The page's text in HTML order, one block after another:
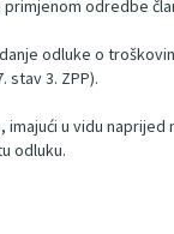
odredbe
odluke o
stav 3. ZPP).
u vidu
odluku.